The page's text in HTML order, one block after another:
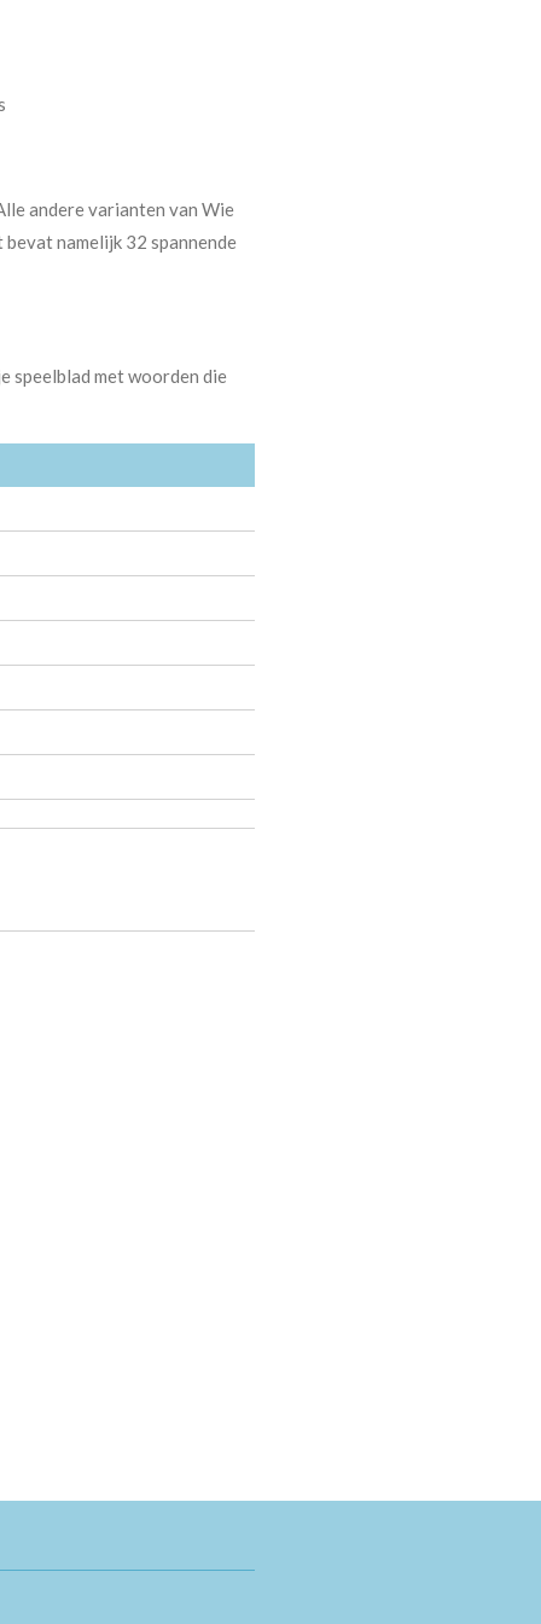
andere varianten van Wie
namelijk 32 spannende
speelblad met woorden die